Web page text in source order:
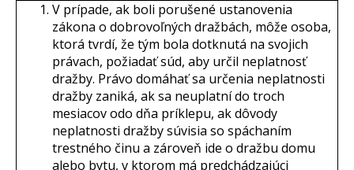
V prípade, ak boli porušené ustanovenia
zákona o dobrovoľných dražbách, môže osoba,
ktorá tvrdí, že tým bola dotknutá na svojich
právach, požiadať súd, aby určil neplatnosť
dražby. Právo domáhať sa určenia neplatnosti
dražby zaniká, ak sa neuplatní do troch
mesiacov odo dňa príklepu, ak dôvody
neplatnosti dražby súvisia so spáchaním
trestného činu a zároveň ide o dražbu domu
alebo bytu, v ktorom má predchádzajúci